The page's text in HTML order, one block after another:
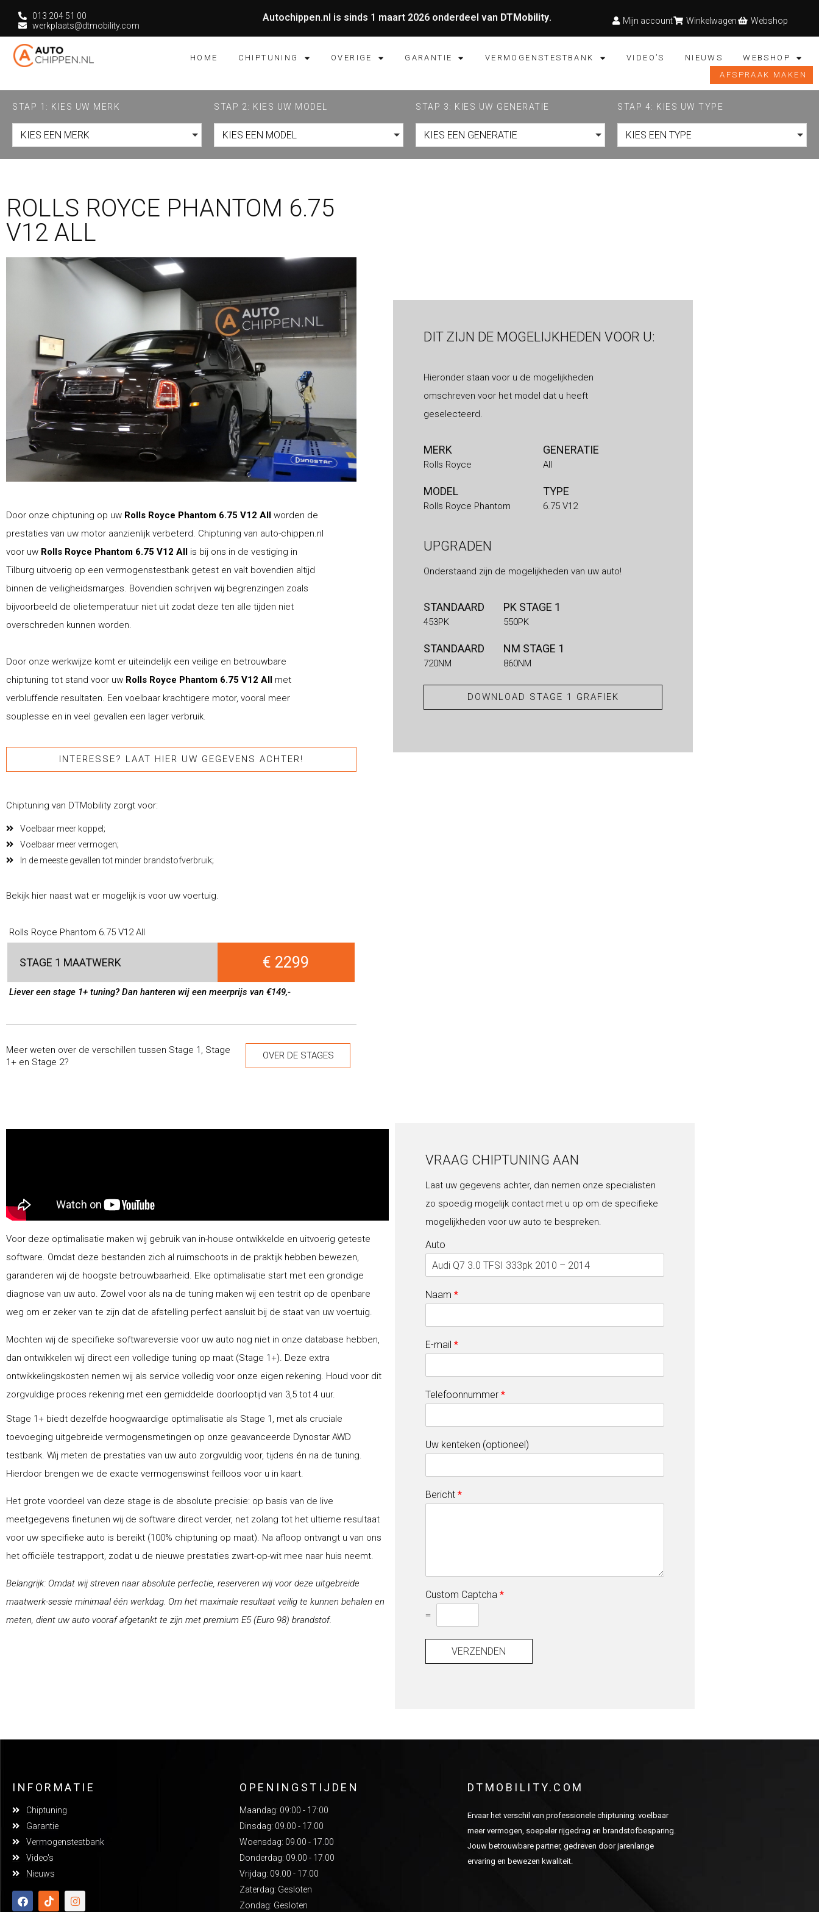
013 204 51 00
werkplaats@dtmobility.com
Autochippen.nl is sinds 1 maart 2026 onderdeel van DTMobility. Mijn account Winkelwagen Webshop
HOME CHIPTUNING OVERIGE GARANTIE VERMOGENSTESTBANK VIDEO’S NIEUWS
WEBSHOP
AFSPRAAK MAKEN
STAP 1: KIES UW MERK
KIES EEN MERK
STAP 2: KIES UW MODEL
KIES EEN MODEL
STAP 3: KIES UW GENERATIE
KIES EEN GENERATIE
STAP 4: KIES UW TYPE
KIES EEN TYPE
ROLLS ROYCE PHANTOM 6.75
V12 ALL
Door onze chiptuning op uw Rolls Royce Phantom 6.75 V12 All worden de
prestaties van uw motor aanzienlijk verbeterd. Chiptuning van auto-chippen.nl
voor uw Rolls Royce Phantom 6.75 V12 All is bij ons in de vestiging in
Tilburg uitvoerig op een vermogenstestbank getest en valt bovendien altijd
binnen de veiligheidsmarges. Bovendien schrijven wij begrenzingen zoals
bijvoorbeeld de olietemperatuur niet uit zodat deze ten alle tijden niet
overschreden kunnen worden.
Door onze werkwijze komt er uiteindelijk een veilige en betrouwbare
chiptuning tot stand voor uw Rolls Royce Phantom 6.75 V12 All met
verbluffende resultaten. Een voelbaar krachtigere motor, vooral meer
souplesse en in veel gevallen een lager verbruik.
INTERESSE? LAAT HIER UW GEGEVENS ACHTER!
Chiptuning van DTMobility zorgt voor:
Voelbaar meer koppel;
Voelbaar meer vermogen;
In de meeste gevallen tot minder brandstofverbruik;
Bekijk hier naast wat er mogelijk is voor uw voertuig.
Rolls Royce Phantom 6.75 V12 All
STAGE 1 MAATWERK € 2299
Liever een stage 1+ tuning? Dan hanteren wij een meerprijs van €149,-
Meer weten over de verschillen tussen Stage 1, Stage
1+ en Stage 2?
OVER DE STAGES
DIT ZIJN DE MOGELIJKHEDEN VOOR U:
Hieronder staan voor u de mogelijkheden
omschreven voor het model dat u heeft
geselecteerd.
MERK
Rolls Royce
GENERATIE
All
MODEL
Rolls Royce Phantom
TYPE
6.75 V12
UPGRADEN
Onderstaand zijn de mogelijkheden van uw auto!
STANDAARD
453PK
PK STAGE 1
550PK
STANDAARD
720NM
NM STAGE 1
860NM
DOWNLOAD STAGE 1 GRAFIEK
Voor deze optimalisatie maken wij gebruik van in-house ontwikkelde en uitvoerig geteste
software. Omdat deze bestanden zich al ruimschoots in de praktijk hebben bewezen,
garanderen wij de hoogste betrouwbaarheid. Elke optimalisatie start met een grondige
diagnose van uw auto. Zowel voor als na de tuning maken wij een testrit op de openbare
weg om er zeker van te zijn dat de afstelling perfect aansluit bij de staat van uw voertuig.
Mochten wij de specifieke softwareversie voor uw auto nog niet in onze database hebben,
dan ontwikkelen wij direct een volledige tuning op maat (Stage 1+). Deze extra
ontwikkelingskosten nemen wij als service volledig voor onze eigen rekening. Houd voor dit
zorgvuldige proces rekening met een gemiddelde doorlooptijd van 3,5 tot 4 uur.
Stage 1+ biedt dezelfde hoogwaardige optimalisatie als Stage 1, met als cruciale
toevoeging uitgebreide vermogensmetingen op onze geavanceerde Dynostar AWD
testbank. Wij meten de prestaties van uw auto zorgvuldig voor, tijdens én na de tuning.
Hierdoor brengen we de exacte vermogenswinst feilloos voor u in kaart.
Het grote voordeel van deze stage is de absolute precisie: op basis van de live
meetgegevens finetunen wij de software direct verder, net zolang tot het ultieme resultaat
voor uw specifieke auto is bereikt (100% chiptuning op maat). Na afloop ontvangt u van ons
het officiële testrapport, zodat u de nieuwe prestaties zwart-op-wit mee naar huis neemt.
Belangrijk: Omdat wij streven naar absolute perfectie, reserveren wij voor deze uitgebreide
maatwerk-sessie minimaal één werkdag. Om het maximale resultaat veilig te kunnen behalen en
meten, dient uw auto vooraf afgetankt te zijn met premium E5 (Euro 98) brandstof.
VRAAG CHIPTUNING AAN
Laat uw gegevens achter, dan nemen onze specialisten
zo spoedig mogelijk contact met u op om de specifieke
mogelijkheden voor uw auto te bespreken.
Auto
Naam *
E-mail *
Telefoonnummer *
Uw kenteken (optioneel)
Bericht *
Custom Captcha *
=
VERZENDEN
INFORMATIE
Chiptuning
Garantie
Vermogenstestbank
Video's
Nieuws
OPENINGSTIJDEN
Maandag: 09:00 - 17:00
Dinsdag: 09.00 - 17.00
Woensdag: 09.00 - 17.00
Donderdag: 09.00 - 17.00
Vrijdag: 09.00 - 17.00
Zaterdag: Gesloten
Zondag: Gesloten
DTMOBILITY.COM
Ervaar het verschil van professionele chiptuning: voelbaar
meer vermogen, soepeler rijgedrag en brandstofbesparing.
Jouw betrouwbare partner, gedreven door jarenlange
ervaring en bewezen kwaliteit.